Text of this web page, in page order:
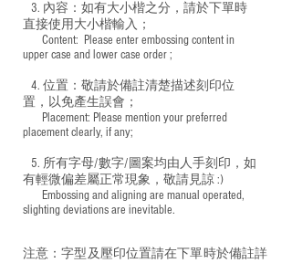
3. 內容：如有大小楷之分，請於下單時
直接使用大小楷輸入；
​ Content: Please enter embossing content in
upper case and lower case order ;
4. 位置：敬請於備註清楚描述刻印位
置，以免產生誤會；
​ Placement: Please mention your preferred
placement clearly, if any;
5. 所有字母/數字/圖案均由人手刻印，如
有輕微偏差屬正常現象，敬請見諒 :)
​ Embossing and aligning are manual operated,
slighting deviations are inevitable.
注意：字型及壓印位置請在下單時於備註詳